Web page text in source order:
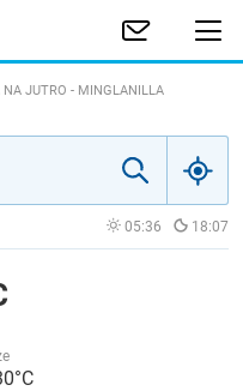
NA JUTRO - MINGLANILLA
05:36 18:07